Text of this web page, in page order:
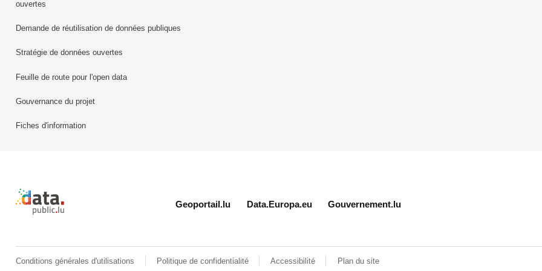
ouvertes
Demande de réutilisation de données publiques
Stratégie de données ouvertes
Feuille de route pour l'open data
Gouvernance du projet
Fiches d'information
Retour à l'accueil de data.public.lu
Geoportail.lu Data.Europa.eu Gouvernement.lu
Conditions générales d'utilisations Politique de confidentialité Accessibilité Plan du site